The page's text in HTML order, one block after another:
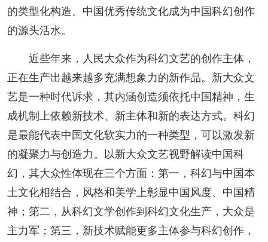
的类型化构造。中国优秀传统文化成为中国科幻创作
的源头活水。
近些年来，人民大众作为科幻文艺的创作主体，
正在生产出越来越多充满想象力的新作品。新大众文
艺是一种时代诉求，其内涵创造须依托中国精神，生
成机制上依赖新技术、新主体和新的表达方式。科幻
是最能代表中国文化软实力的一种类型，可以激发新
的凝聚力与创造力。以新大众文艺视野解读中国科
幻，其大众性体现在三个方面：第一，科幻与中国本
土文化相结合，风格和美学上彰显中国风度、中国精
神；第二，从科幻文学创作到科幻文化生产，大众是
主力军；第三，新技术赋能更多主体参与科幻创作，